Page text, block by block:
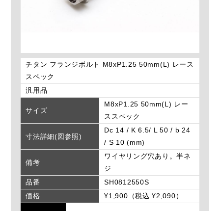
チタン フランジボルト M8xP1.25 50mm(L) レース
スペック
汎用品
サイズ
M8xP1.25 50mm(L) レー
ススペック
寸法詳細(図参照)
Dc 14 / K 6.5/ L 50 / b 24
/ S 10 (mm)
備考
ワイヤリング穴あり。半ネ
ジ
品番
SH0812550S
価格
¥1,900（税込 ¥2,090）